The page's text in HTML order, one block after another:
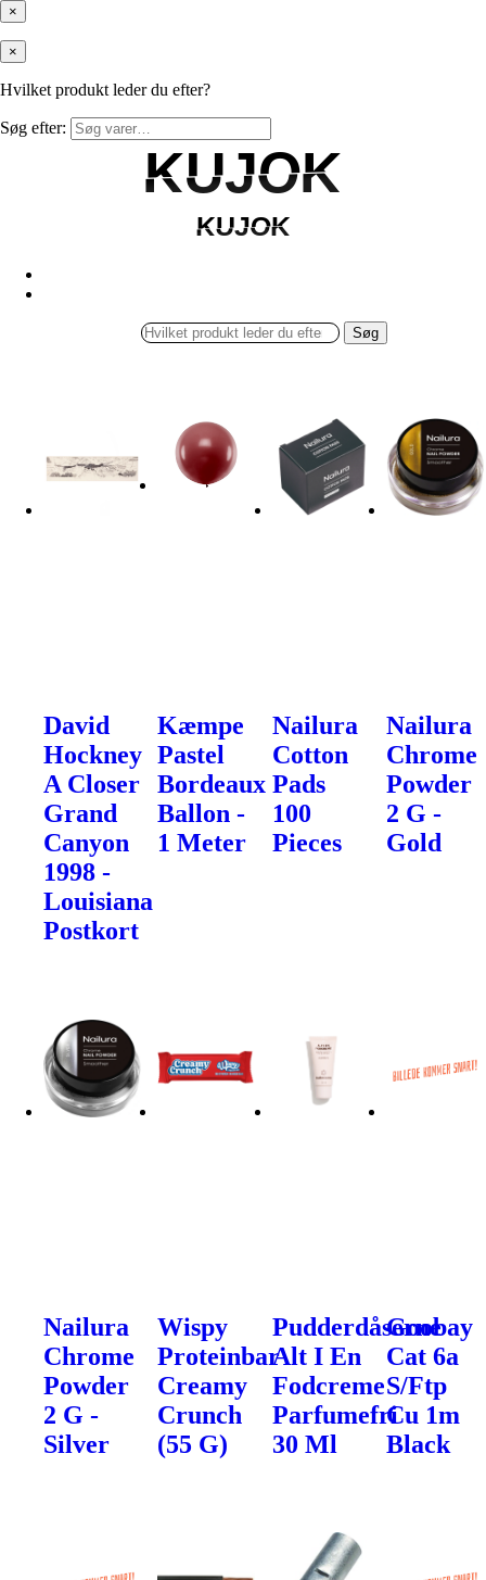
×
×
Hvilket produkt leder du efter?
Søg efter:
KUJOK
KUJOK
KUJOK
KUJOK
Søg
David
Hockney
A Closer
Grand
Canyon
1998 -
Louisiana
Postkort
Kæmpe
Pastel
Bordeaux
Ballon -
1 Meter
Nailura
Cotton
Pads
100
Pieces
Nailura
Chrome
Powder
2 G -
Gold
Nailura
Chrome
Powder
2 G -
Silver
Wispy
Proteinbar
Creamy
Crunch
(55 G)
Pudderdåserne
Alt I En
Fodcreme
Parfumefri
30 Ml
Goobay
Cat 6a
S/Ftp
Cu 1m
Black